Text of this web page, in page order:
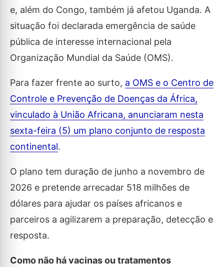
e, além do Congo, também já afetou Uganda. A
situação foi declarada emergência de saúde
pública de interesse internacional pela
Organização Mundial da Saúde (OMS).
Para fazer frente ao surto, a OMS e o Centro de
Controle e Prevenção de Doenças da África,
vinculado à União Africana, anunciaram nesta
sexta-feira (5) um plano conjunto de resposta
continental.
O plano tem duração de junho a novembro de
2026 e pretende arrecadar 518 milhões de
dólares para ajudar os países africanos e
parceiros a agilizarem a preparação, detecção e
resposta.
Como não há vacinas ou tratamentos